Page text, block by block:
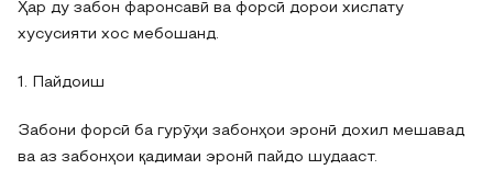
Ҳар ду забон фаронсавӣ ва форсӣ дорои хислату
хусусияти хос мебошанд.
1. Пайдоиш
Забони форсӣ ба гурӯҳи забонҳои эронӣ дохил мешавад
ва аз забонҳои қадимаи эронӣ пайдо шудааст.